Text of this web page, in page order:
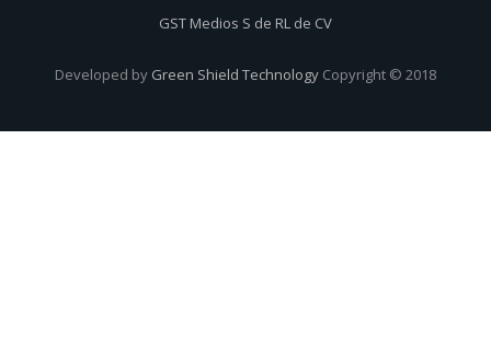
GST Medios S de RL de CV
Developed by Green Shield Technology Copyright © 2018